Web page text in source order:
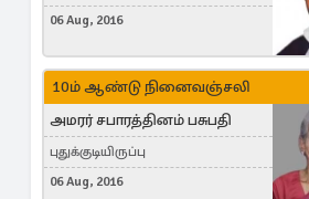
Kingdom
06 Aug, 2016
10ம் ஆண்டு நினைவஞ்சலி
அமரர் சபாரத்தினம் பசுபதி
புதுக்குடியிருப்பு
06 Aug, 2016